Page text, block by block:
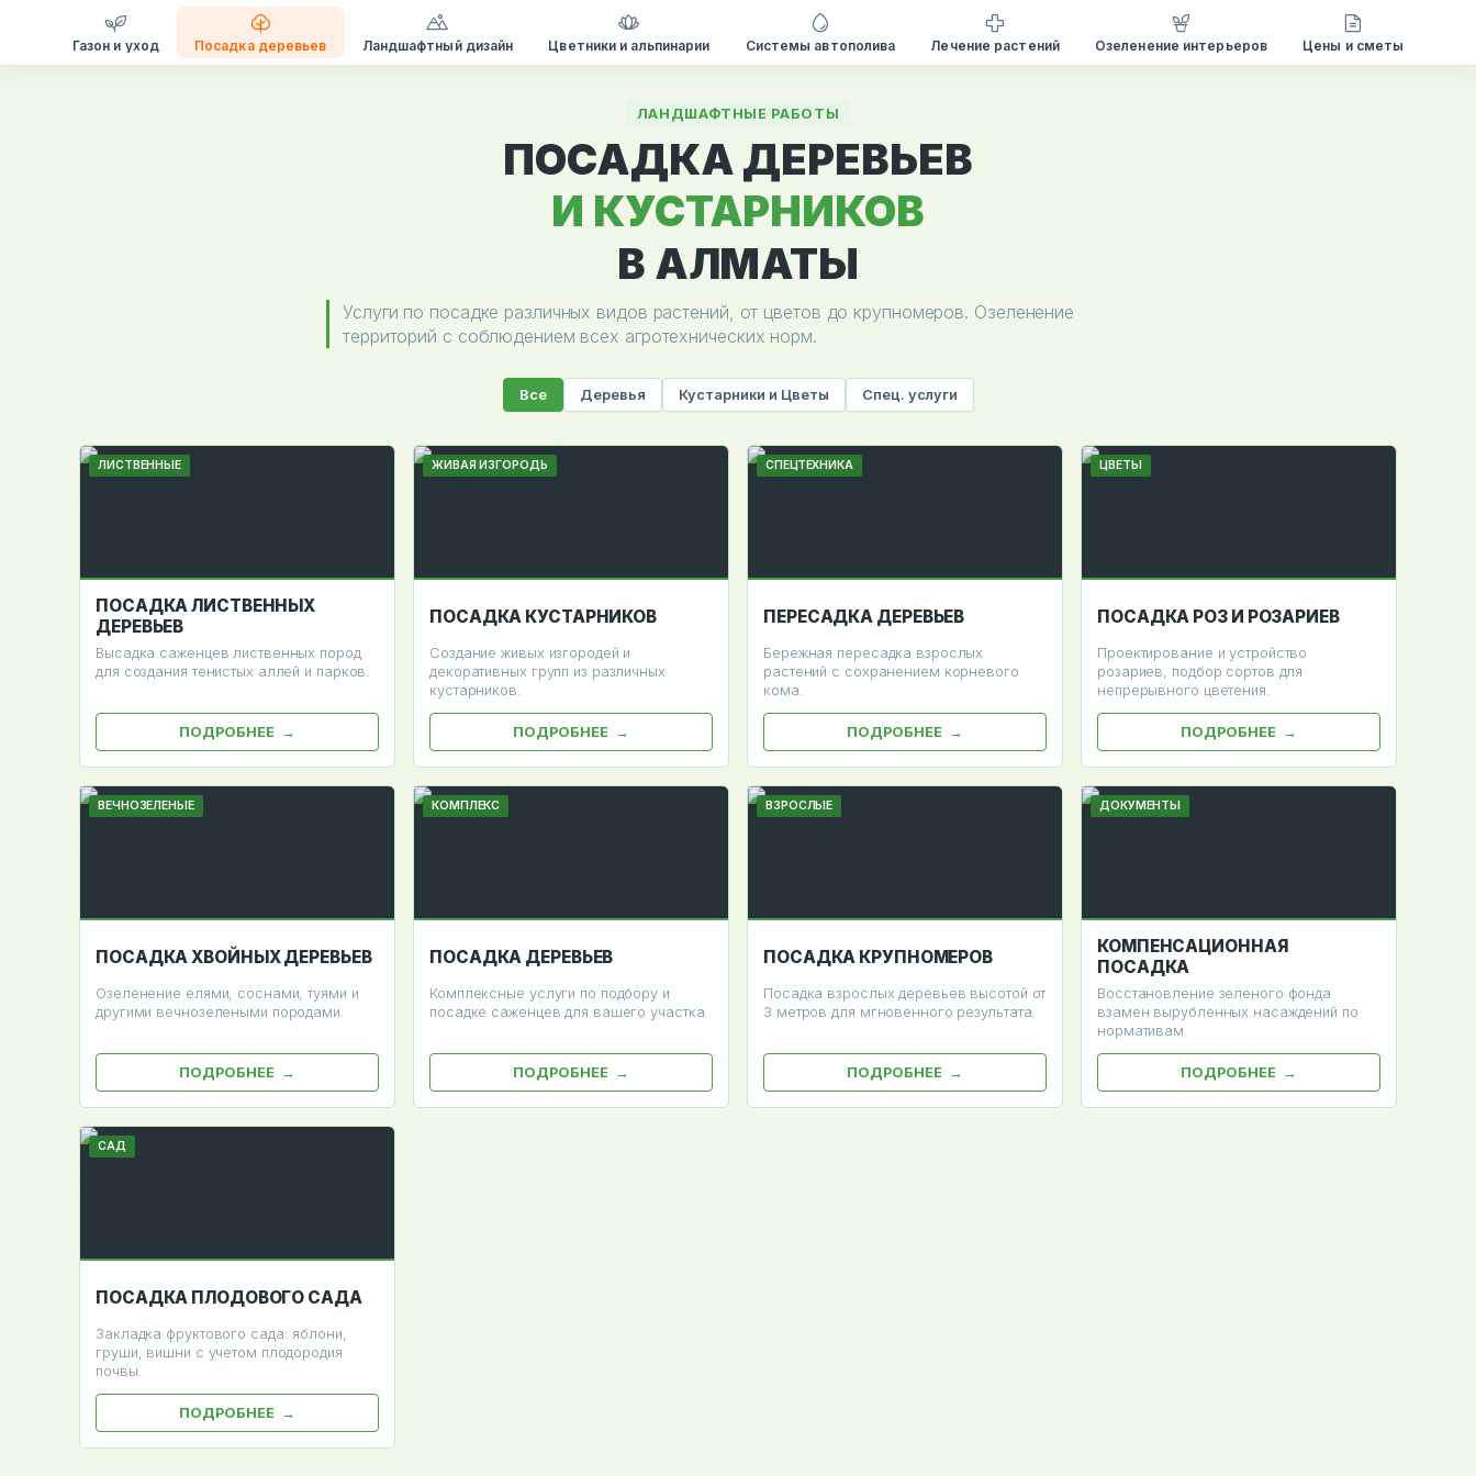
Перейти
ЛАНДШАФТНЫЕ РАБОТЫ
ПОСАДКА ДЕРЕВЬЕВ
И КУСТАРНИКОВ
В АЛМАТЫ
Услуги по посадке различных видов растений, от цветов до крупномеров. Озеленение
территорий с соблюдением всех агротехнических норм.
Все Деревья Кустарники и Цветы Спец. услуги
ЛИСТВЕННЫЕ
ПОСАДКА ЛИСТВЕННЫХ
ДЕРЕВЬЕВ
Высадка саженцев лиственных пород
для создания тенистых аллей и парков.
ПОДРОБНЕЕ
ЖИВАЯ ИЗГОРОДЬ
ПОСАДКА КУСТАРНИКОВ
Создание живых изгородей и
декоративных групп из различных
кустарников.
ПОДРОБНЕЕ
СПЕЦТЕХНИКА
ПЕРЕСАДКА ДЕРЕВЬЕВ
Бережная пересадка взрослых
растений с сохранением корневого
кома.
ПОДРОБНЕЕ
ЦВЕТЫ
ПОСАДКА РОЗ И РОЗАРИЕВ
Проектирование и устройство
розариев, подбор сортов для
непрерывного цветения.
ПОДРОБНЕЕ
ВЕЧНОЗЕЛЕНЫЕ
ПОСАДКА ХВОЙНЫХ ДЕРЕВЬЕВ
Озеленение елями, соснами, туями и
другими вечнозелеными породами.
ПОДРОБНЕЕ
КОМПЛЕКС
ПОСАДКА ДЕРЕВЬЕВ
Комплексные услуги по подбору и
посадке саженцев для вашего участка.
ПОДРОБНЕЕ
ВЗРОСЛЫЕ
ПОСАДКА КРУПНОМЕРОВ
Посадка взрослых деревьев высотой от
3 метров для мгновенного результата.
ПОДРОБНЕЕ
ДОКУМЕНТЫ
КОМПЕНСАЦИОННАЯ
ПОСАДКА
Восстановление зеленого фонда
взамен вырубленных насаждений по
нормативам.
ПОДРОБНЕЕ
САД
ПОСАДКА ПЛОДОВОГО САДА
Закладка фруктового сада: яблони,
груши, вишни с учетом плодородия
почвы.
ПОДРОБНЕЕ
Газон и уход Посадка деревьев Ландшафтный дизайн Цветники и альпинарии Системы автополива Лечение растений Озеленение интерьеров Цены и сметы